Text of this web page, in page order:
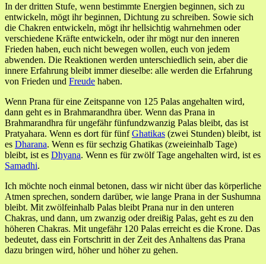
In der dritten Stufe, wenn bestimmte Energien beginnen, sich zu
entwickeln, mögt ihr beginnen, Dichtung zu schreiben. Sowie sich
die Chakren entwickeln, mögt ihr hellsichtig wahrnehmen oder
verschiedene Kräfte entwickeln, oder ihr mögt nur den inneren
Frieden haben, euch nicht bewegen wollen, euch von jedem
abwenden. Die Reaktionen werden unterschiedlich sein, aber die
innere Erfahrung bleibt immer dieselbe: alle werden die Erfahrung
von Frieden und Freude haben.
Wenn Prana für eine Zeitspanne von 125 Palas angehalten wird,
dann geht es in Brahmarandhra über. Wenn das Prana in
Brahmarandhra für ungefähr fünfundzwanzig Palas bleibt, das ist
Pratyahara. Wenn es dort für fünfGhatikas (zwei Stunden) bleibt, ist
es Dharana. Wenn es für sechzig Ghatikas (zweieinhalb Tage)
bleibt, ist es Dhyana. Wenn es für zwölf Tage angehalten wird, ist es
Samadhi.
Ich möchte noch einmal betonen, dass wir nicht über das körperliche
Atmen sprechen, sondern darüber, wie lange Prana in der Sushumna
bleibt. Mit zwölfeinhalb Palas bleibt Prana nur in den unteren
Chakras, und dann, um zwanzig oder dreißig Palas, geht es zu den
höheren Chakras. Mit ungefähr 120 Palas erreicht es die Krone. Das
bedeutet, dass ein Fortschritt in der Zeit des Anhaltens das Prana
dazu bringen wird, höher und höher zu gehen.